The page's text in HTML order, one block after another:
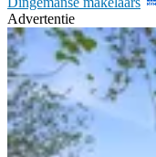
Advertentie